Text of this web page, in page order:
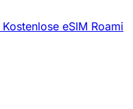
Kostenlose eSIM Roami